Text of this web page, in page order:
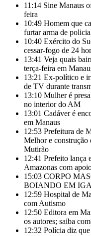
11:14 Sine Manaus
feira
10:49 Homem que
furtar arma de
10:40 Exército do
cessar-fogo de 24
13:41 Veja quais
terça-feira em
13:21 Ex-político e
de TV durante
13:10 Mulher é
no interior do AM
13:01 Cadáver é
em Manaus
12:53 Prefeitura de
Melhor e construção
Mutirão
12:41 Prefeito lança
Amazonas com
15:03 CORPO
BOIANDO EM
12:59 Hospital de
com Autismo
12:50 Editora em
os autores; saiba
12:32 Polícia diz